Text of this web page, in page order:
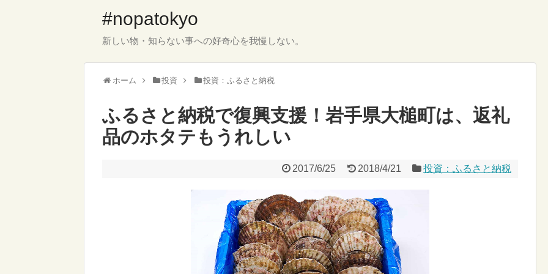
#nopatokyo
新しい物・知らない事への好奇心を我慢しない。
ホーム 投資 投資：ふるさと納税
ふるさと納税で復興支援！岩手県大槌町は、返礼
品のホタテもうれしい
2017/6/25 2018/4/21 投資：ふるさと納税